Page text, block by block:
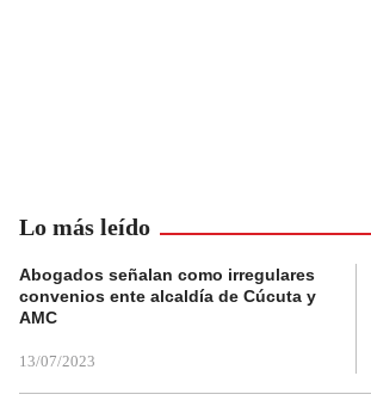
Lo más leído
Abogados señalan como irregulares
convenios ente alcaldía de Cúcuta y
AMC
13/07/2023